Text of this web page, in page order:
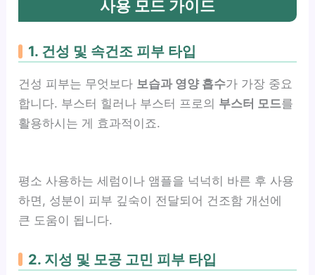
사용 모드 가이드
1. 건성 및 속건조 피부 타입
건성 피부는 무엇보다 보습과 영양 흡수가 가장 중요
합니다. 부스터 힐러나 부스터 프로의 부스터 모드를
활용하시는 게 효과적이죠.
평소 사용하는 세럼이나 앰플을 넉넉히 바른 후 사용
하면, 성분이 피부 깊숙이 전달되어 건조함 개선에
큰 도움이 됩니다.
2. 지성 및 모공 고민 피부 타입